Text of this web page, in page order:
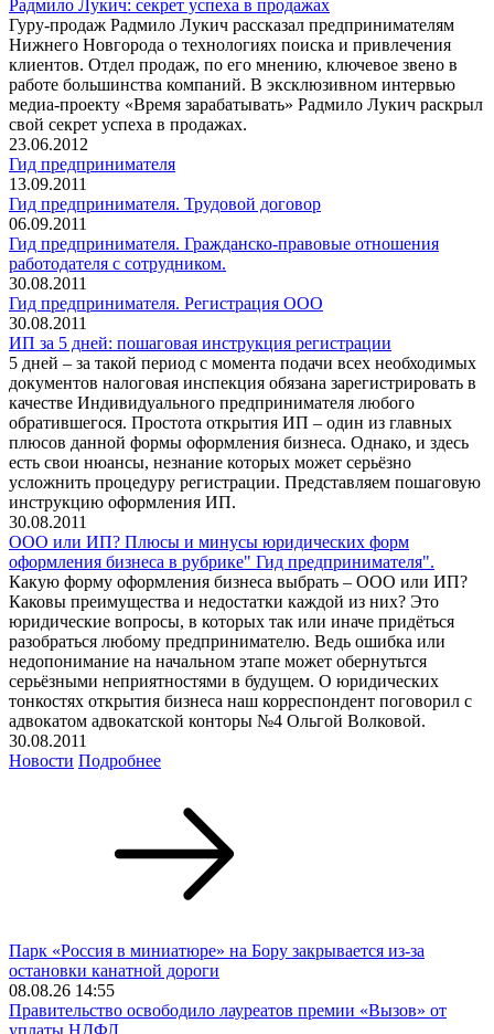
Радмило Лукич: секрет успеха в продажах
Гуру-продаж Радмило Лукич рассказал предпринимателям
Нижнего Новгорода о технологиях поиска и привлечения
клиентов. Отдел продаж, по его мнению, ключевое звено в
работе большинства компаний. В эксклюзивном интервью
медиа-проекту «Время зарабатывать» Радмило Лукич раскрыл
свой секрет успеха в продажах.
23.06.2012
Гид предпринимателя
13.09.2011
Гид предпринимателя. Трудовой договор
06.09.2011
Гид предпринимателя. Гражданско-правовые отношения
работодателя с сотрудником.
30.08.2011
Гид предпринимателя. Регистрация ООО
30.08.2011
ИП за 5 дней: пошаговая инструкция регистрации
5 дней – за такой период с момента подачи всех необходимых
документов налоговая инспекция обязана зарегистрировать в
качестве Индивидуального предпринимателя любого
обратившегося. Простота открытия ИП – один из главных
плюсов данной формы оформления бизнеса. Однако, и здесь
есть свои нюансы, незнание которых может серьёзно
усложнить процедуру регистрации. Представляем пошаговую
инструкцию оформления ИП.
30.08.2011
ООО или ИП? Плюсы и минусы юридических форм
оформления бизнеса в рубрике" Гид предпринимателя".
Какую форму оформления бизнеса выбрать – ООО или ИП?
Каковы преимущества и недостатки каждой из них? Это
юридические вопросы, в которых так или иначе придёться
разобраться любому предпринимателю. Ведь ошибка или
недопонимание на начальном этапе может обернутьтся
серьёзными неприятностями в будущем. О юридических
тонкостях открытия бизнеса наш корреспондент поговорил с
адвокатом адвокатской конторы №4 Ольгой Волковой.
30.08.2011
Новости Подробнее
Парк «Россия в миниатюре» на Бору закрывается из-за
остановки канатной дороги
08.08.26 14:55
Правительство освободило лауреатов премии «Вызов» от
уплаты НДФЛ